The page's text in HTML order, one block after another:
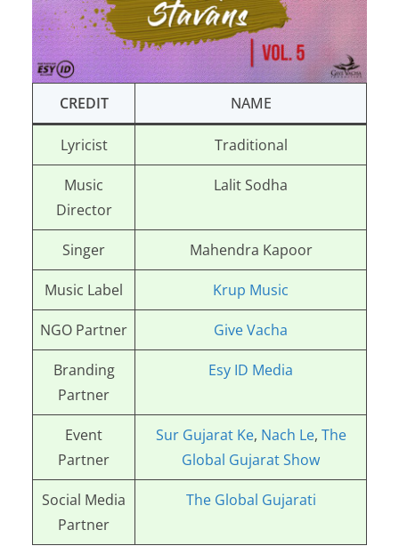
CREDIT NAME
Lyricist Traditional
Music
Director
Lalit Sodha
Singer Mahendra Kapoor
Music Label Krup Music
NGO Partner Give Vacha
Branding
Partner
Esy ID Media
Event
Partner
Sur Gujarat Ke, Nach Le, The
Global Gujarat Show
Social Media
Partner
The Global Gujarati